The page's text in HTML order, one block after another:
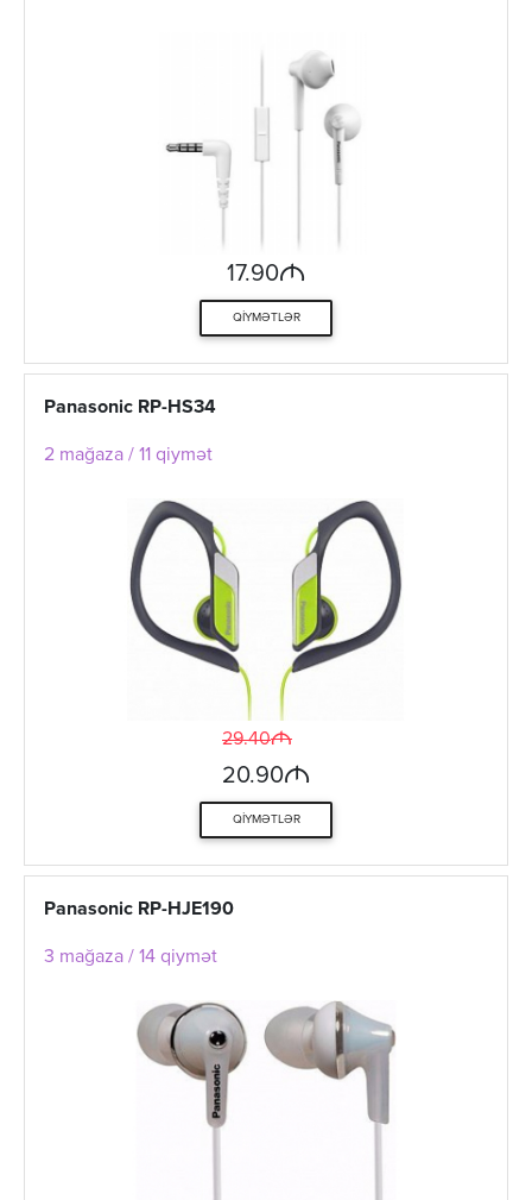
17.90M
QIYMƏTLƏR
Panasonic RP-HS34
2 mağaza / 11 qiymət
29.40M
20.90M
QIYMƏTLƏR
Panasonic RP-HJE190
3 mağaza / 14 qiymət